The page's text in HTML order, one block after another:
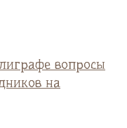
вопросы
на